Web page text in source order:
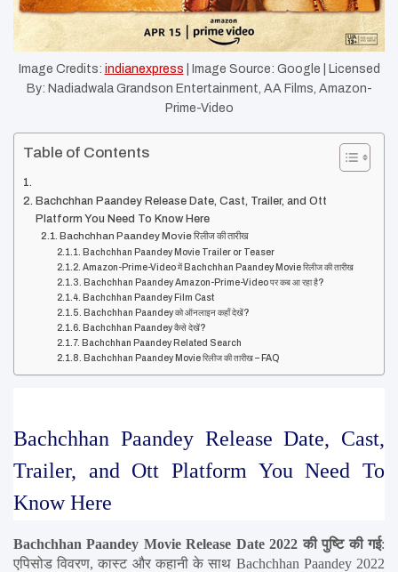
Image Credits: indianexpress | Image Source: Google | Licensed
By: Nadiadwala Grandson Entertainment, AA Films, Amazon-
Prime-Video
Table of Contents
Bachchhan Paandey Release Date, Cast, Trailer, and Ott
Platform You Need To Know Here
Bachchhan Paandey Movie रिलीज की तारीख
Bachchhan Paandey Movie Trailer or Teaser
Amazon-Prime-Video में Bachchhan Paandey Movie रिलीज की तारीख
Bachchhan Paandey Amazon-Prime-Video पर कब आ रहा है?
Bachchhan Paandey Film Cast
Bachchhan Paandey को ऑनलाइन कहाँ देखें?
Bachchhan Paandey कैसे देखें?
Bachchhan Paandey Related Search
Bachchhan Paandey Movie रिलीज की तारीख – FAQ
Bachchhan Paandey Release Date, Cast,
Trailer, and Ott Platform You Need To
Know Here
Bachchhan Paandey Movie Release Date 2022 की पुष्टि की गई:
एपिसोड विवरण, कास्ट और कहानी के साथ Bachchhan Paandey 2022